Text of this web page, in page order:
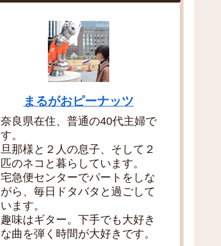
まるがおピーナッツ
奈良県在住、普通の40代主婦で
す。
旦那様と２人の息子、そして２
匹のネコと暮らしています。
宅急便センターでパートをしな
がら、毎日ドタバタと過ごして
います。
趣味はギター。下手でも大好き
な曲を弾く時間が大好きです。